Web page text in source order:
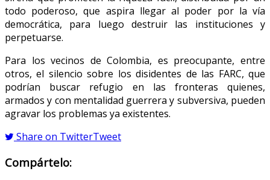
todo poderoso, que aspira llegar al poder por la vía
democrática, para luego destruir las instituciones y
perpetuarse.
Para los vecinos de Colombia, es preocupante, entre
otros, el silencio sobre los disidentes de las FARC, que
podrían buscar refugio en las fronteras quienes,
armados y con mentalidad guerrera y subversiva, pueden
agravar los problemas ya existentes.
Share on TwitterTweet
Compártelo: